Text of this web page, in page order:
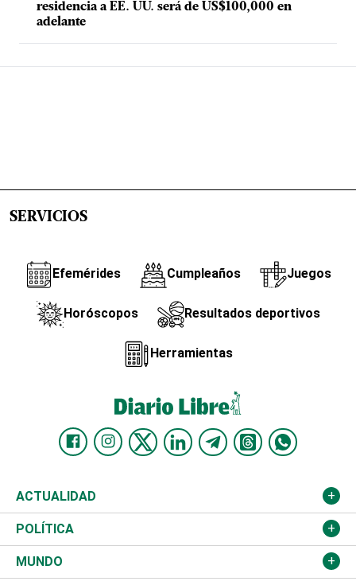
residencia a EE. UU. será de US$100,000 en
adelante
SERVICIOS
Efemérides Cumpleaños Juegos
Horóscopos Resultados deportivos
Herramientas
ACTUALIDAD
Nacional
Ciudad
POLÍTICA
Partidos
MUNDO